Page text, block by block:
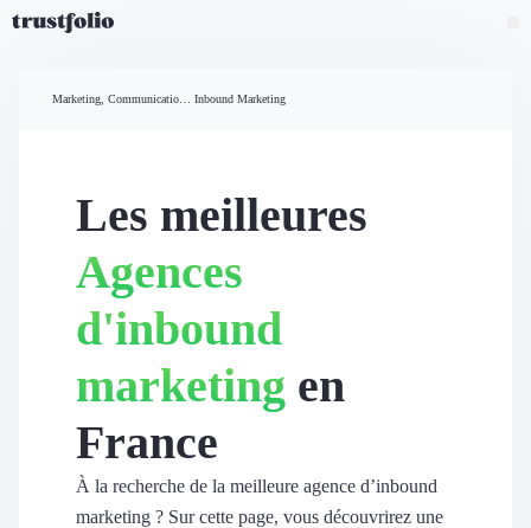
Widgets d'avis
Partage d’avis multicanal
Vidéo de témoignage
Vitrine & média
Suivi du ROI
Voir tous nos avis clients
Accueil
Marketing, Communication et Ventes Inbound Marketing
Les meilleures
Agences
d'inbound
marketing en
France
À la recherche de la meilleure agence d’inbound
marketing ? Sur cette page, vous découvrirez une